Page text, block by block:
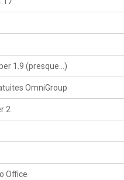
1.9 (presque…)
OmniGroup
2
Office